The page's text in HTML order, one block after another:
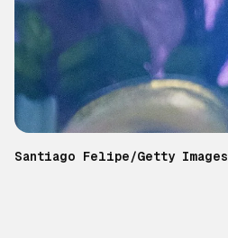
Santiago Felipe/Getty Images